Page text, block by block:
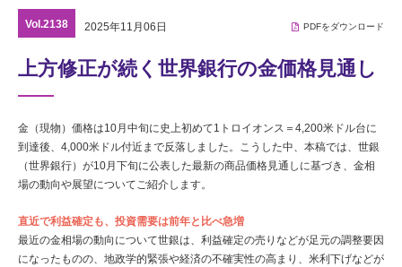
Vol.2138 2025年11月06日 PDFをダウンロード
上方修正が続く世界銀行の金価格見通し
金（現物）価格は10月中旬に史上初めて1トロイオンス＝4,200米ドル台に
到達後、4,000米ドル付近まで反落しました。こうした中、本稿では、世銀
（世界銀行）が10月下旬に公表した最新の商品価格見通しに基づき、金相
場の動向や展望についてご紹介します。
直近で利益確定も、投資需要は前年と比べ急増
最近の金相場の動向について世銀は、利益確定の売りなどが足元の調整要因
になったものの、地政学的緊張や経済の不確実性の高まり、米利下げなどが